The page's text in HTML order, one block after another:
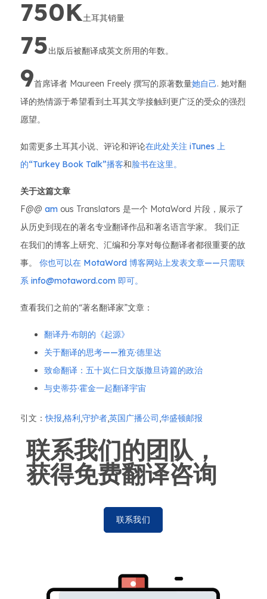
750K土耳其销量
75出版后被翻译成英文所用的年数。
9首席译者 Maureen Freely 撰写的原著数量她自己. 她对翻
译的热情源于希望看到土耳其文学接触到更广泛的受众的强烈
愿望。
如需更多土耳其小说、评论和评论在此处关注 iTunes 上
的“Turkey Book Talk”播客和脸书在这里。
关于这篇文章
F@@ am ous Translators 是一个 MotaWord 片段，展示了
从历史到现在的著名专业翻译作品和著名语言学家。 我们正
在我们的博客上研究、汇编和分享对每位翻译者都很重要的故
事。 你也可以在 MotaWord 博客网站上发表文章——只需联
系 info@motaword.com 即可。
查看我们之前的“著名翻译家”文章：
翻译丹·布朗的《起源》
关于翻译的思考——雅克·德里达
致命翻译：五十岚仁日文版撒旦诗篇的政治
与史蒂芬·霍金一起翻译宇宙
引文：快报,格利,守护者,英国广播公司,华盛顿邮报
联系我们的团队，
获得免费翻译咨询
联系我们